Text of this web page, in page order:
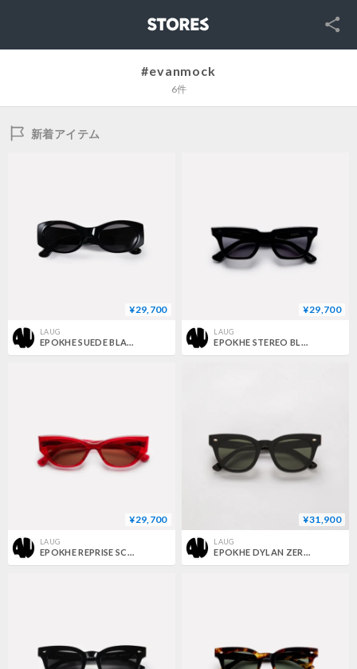
SNS
#evanmock
6件
新着アイテム
¥29,700
LAUG
EPOKHE SUEDE BLACK POLISHED / BLACK
¥29,700
LAUG
EPOKHE STEREO BLACK POLISHED / BLACK
¥29,700
LAUG
EPOKHE REPRISE SCARLET POLISHED / BRONZE
¥31,900
LAUG
EPOKHE DYLAN ZERO BLACK GLOSS / GREEN ZERO